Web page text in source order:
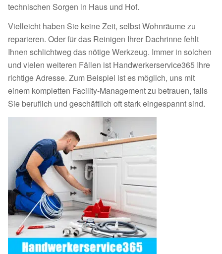
technischen Sorgen in Haus und Hof.
Vielleicht haben Sie keine Zeit, selbst Wohnräume zu
reparieren. Oder für das Reinigen Ihrer Dachrinne fehlt
Ihnen schlichtweg das nötige Werkzeug. Immer in solchen
und vielen weiteren Fällen ist Handwerkerservice365 Ihre
richtige Adresse. Zum Beispiel ist es möglich, uns mit
einem kompletten Facility-Management zu betrauen, falls
Sie beruflich und geschäftlich oft stark eingespannt sind.